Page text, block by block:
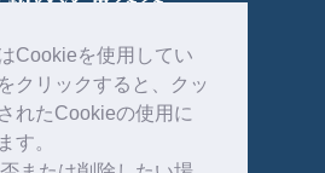
Cookieを使用してい
クリックすると、クッ
れたCookieの使用に
す。
辺通2丁目1番82号